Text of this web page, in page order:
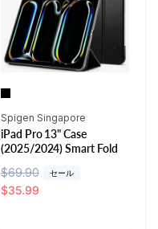
販
売
元:
Spigen Singapore
iPad Pro 13" Case
(2025/2024) Smart Fold
通
常
$69.90 セール
セ
ー
$35.99